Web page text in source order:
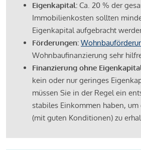
Eigenkapital: Ca. 20 % der
Immobilienkosten sollten
Eigenkapital aufgebracht
Förderungen:
Wohnbaufinanzierung sehr
Finanzierung ohne
kein oder nur geringes
müssen Sie in der Regel ein
stabiles Einkommen haben, um
(mit guten Konditionen) zu